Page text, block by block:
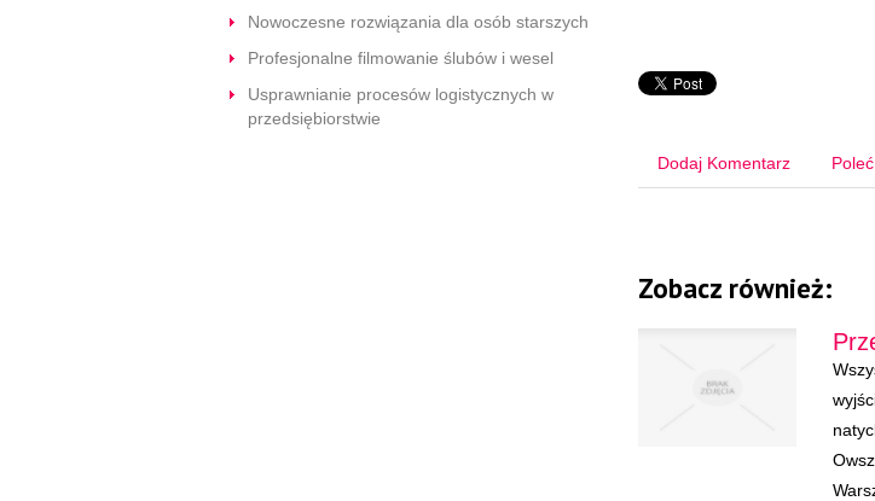
Nowoczesne rozwiązania dla osób starszych
Profesjonalne filmowanie ślubów i wesel
Usprawnianie procesów logistycznych w
przedsiębiorstwie
Dodaj Komentarz
Zobacz również: